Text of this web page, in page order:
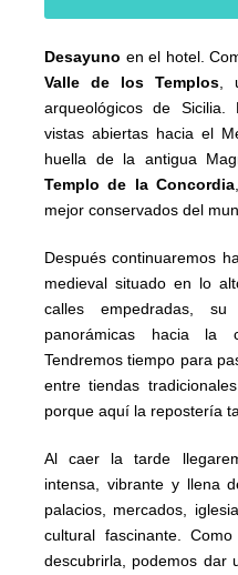
Desayuno en el hotel.
Valle de los Templos,
arqueológicos de Sicilia.
vistas abiertas hacia el
huella de la antigua
Templo de la Concordia
mejor conservados del
Después continuaremos
medieval situado en lo
calles empedradas,
panorámicas hacia la
Tendremos tiempo para
entre tiendas
porque aquí la repostería
Al caer la tarde
intensa, vibrante y llena
palacios, mercados,
cultural fascinante.
descubrirla, podemos dar